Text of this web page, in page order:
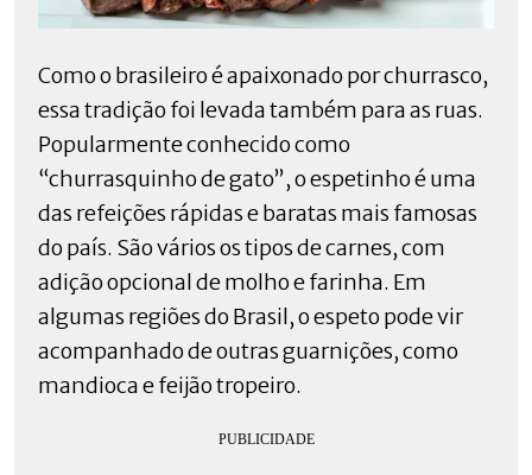
Como o brasileiro é apaixonado por churrasco,
essa tradição foi levada também para as ruas.
Popularmente conhecido como
“churrasquinho de gato”, o espetinho é uma
das refeições rápidas e baratas mais famosas
do país. São vários os tipos de carnes, com
adição opcional de molho e farinha. Em
algumas regiões do Brasil, o espeto pode vir
acompanhado de outras guarnições, como
mandioca e feijão tropeiro.